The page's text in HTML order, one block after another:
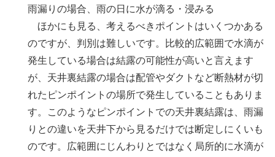
雨漏りの場合、雨の日に水が滴る・浸みる
ほかにも見る、考えるべきポイントはいくつかある
のですが、判別は難しいです。比較的広範囲で水滴が
発生している場合は結露の可能性が高いと言えます
が、天井裏結露の場合は配管やダクトなど断熱材が切
れたピンポイントの場所で発生していることもありま
す。このようなピンポイントでの天井裏結露は、雨漏
りとの違いを天井下から見るだけでは断定しにくいも
のです。広範囲にじんわりとではなく局所的に水滴が